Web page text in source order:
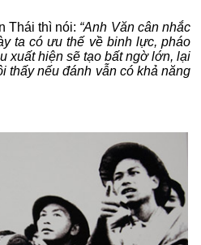
Thái thì nói: “Anh Văn cân nhắc
ta có ưu thế về binh lực, pháo
xuất hiện sẽ tạo bất ngờ lớn, lại
thấy nếu đánh vẫn có khả năng